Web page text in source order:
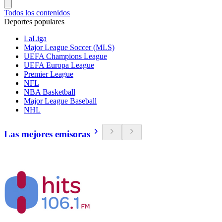
Todos los contenidos
Deportes populares
LaLiga
Major League Soccer (MLS)
UEFA Champions League
UEFA Europa League
Premier League
NFL
NBA Basketball
Major League Baseball
NHL
Las mejores emisoras